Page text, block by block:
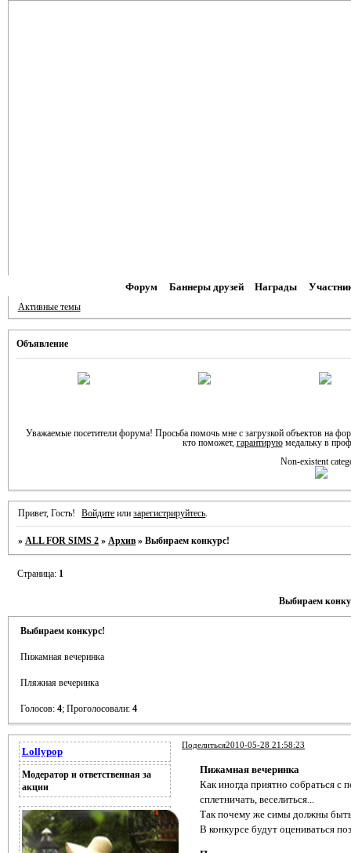
Форум Баннеры друзей Награды
Активные темы
Объявление
Уважаемые посетители форума! Просьба помочь мне с загрузкой объектов на
кто поможет, гарантируюмедальку в
Non-existent
Привет, Гость! Войдите илизарегистрируйтесь
» ALL FOR SIMS 2 » Архив »Выбираем конкурс!
Выбираем
Страница: 1
Выбираем конкурс!
Пижамная вечеринка
Пляжная вечеринка
Голосов: 4; Проголосовали: 4
Поделиться2010-05-28 21:58:23
Lollypop
Модератор и ответственная за
акции
Пижамная вечеринка
Как иногда приятно собраться с
сплетничать, веселиться...
Так почему же симы должны
В конкурсе будут оцениваться